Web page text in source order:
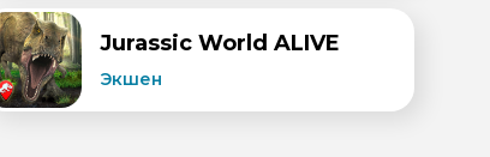
Jurassic World ALIVE
Экшен